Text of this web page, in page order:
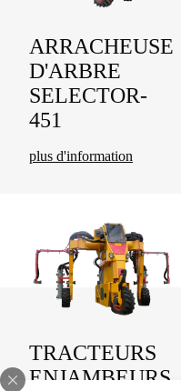
ARRACHEUSE
D'ARBRE
SELECTOR-
451
plus d'information
TRACTEURS
ENJAMBEURS